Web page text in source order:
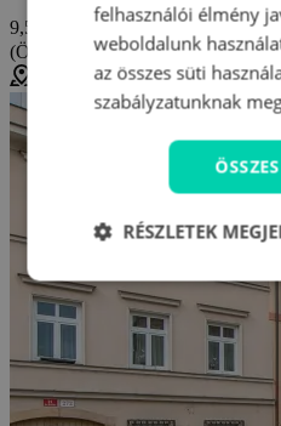
9,5/10
(Összesen
6 értékelés)
nagyon jó
Plzeň, Csehország (Térkép
felhasználói élmény
weboldalunk
az összes süti
szabályzatunknak
RÉSZLETEK